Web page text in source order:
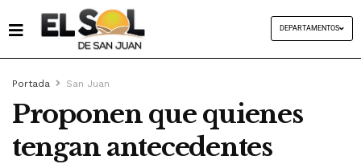
DEPARTAMENTOS
Portada San Juan
Proponen que quienes
tengan antecedentes